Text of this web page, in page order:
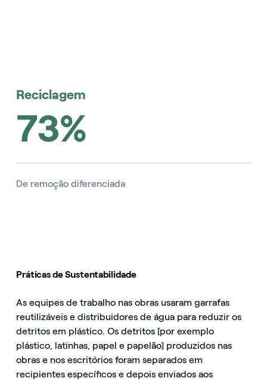
Reciclagem
73%
De remoção diferenciada
Práticas de Sustentabilidade
As equipes de trabalho nas obras usaram garrafas
reutilizáveis e distribuidores de água para reduzir os
detritos em plástico. Os detritos [por exemplo
plástico, latinhas, papel e papelão] produzidos nas
obras e nos escritórios foram separados em
recipientes específicos e depois enviados aos